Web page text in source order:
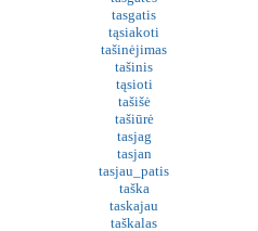
tasgatis
tąsiakoti
tašinėjimas
tašinis
tąsioti
tašišė
tašiūrė
tasjag
tasjan
tasjau_patis
taška
taskajau
taškalas